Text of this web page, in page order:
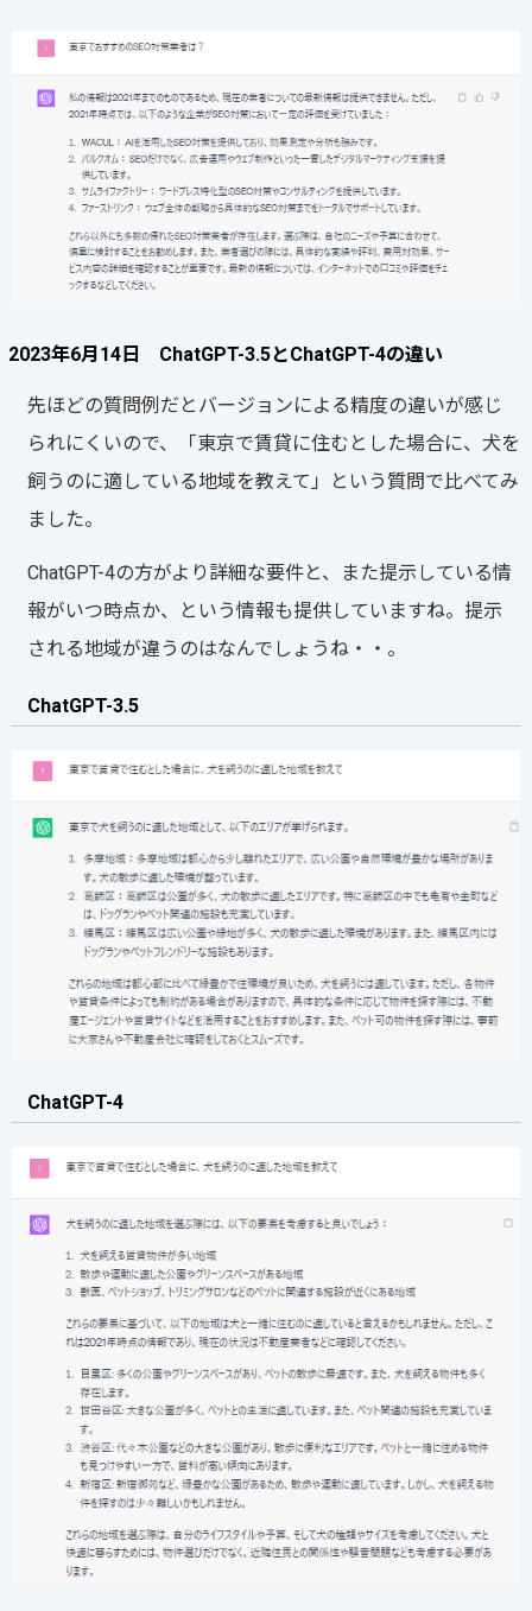
2023年6月14日 ChatGPT-3.5とChatGPT-4の違い
先ほどの質問例だとバージョンによる精度の違いが感じ
られにくいので、「東京で賃貸に住むとした場合に、犬を
飼うのに適している地域を教えて」という質問で比べてみ
ました。
ChatGPT-4の方がより詳細な要件と、また提示している情
報がいつ時点か、という情報も提供していますね。提示
される地域が違うのはなんでしょうね・・。
ChatGPT-3.5
ChatGPT-4